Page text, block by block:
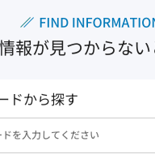
報が見つからな
ドから探す